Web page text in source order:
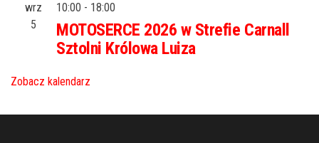
wrz
5
10:00 - 18:00
MOTOSERCE 2026 w Strefie Carnall
Sztolni Królowa Luiza
Zobacz kalendarz